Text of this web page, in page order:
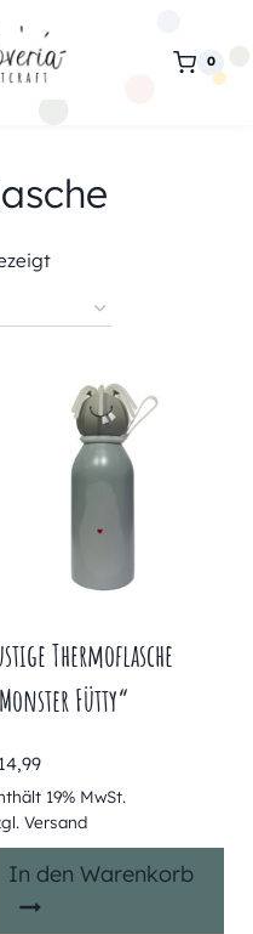
0
Thermoflasche
„Monster Fütty“
14,99
19% MwSt.
Versand
In den Warenkorb